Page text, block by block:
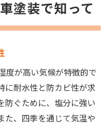
塗装で知って
度が高い気候が特徴的で
に耐水性と防カビ性が求
防ぐために、塩分に強い
た、四季を通じて気温や